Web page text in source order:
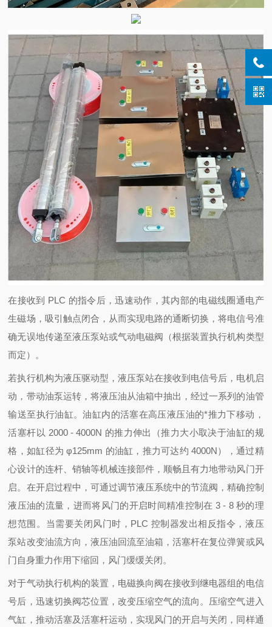
在接收到 PLC 的指令后，迅速动作，其内部的电磁线圈通电产
生磁场，吸引触点闭合，从而实现电路的通断切换，将电信号准
确无误地传递至液压泵站或气动电磁阀（根据装置执行机构类型
而定）。
若执行机构为液压驱动型，液压泵站在接收到电信号后，电机启
动，带动油泵运转，将液压油从油箱中抽出，经过一系列的油管
输送至执行油缸。油缸内的活塞在高压液压油的*推力下移动，
活塞杆以 2000 - 4000N 的推力伸出（推力大小取决于油缸的规
格，如缸径为 φ125mm 的油缸，推力可达约 4000N），通过精
心设计的连杆、销轴等机械连接部件，顺畅且有力地带动风门开
启。在开启过程中，可通过调节液压系统中的节流阀，精确控制
液压油的流量，进而将风门的开启时间精准控制在 3 - 8 秒的理
想范围。当需要关闭风门时，PLC 控制器发出相反指令，液压
泵站改变油流方向，液压油回流至油箱，活塞杆在复位弹簧或风
门自身重力作用下缩回，风门缓缓关闭。
对于气动执行机构的装置，电磁换向阀在接收到继电器组的电信
号后，迅速切换阀芯位置，改变压缩空气的流向。压缩空气进入
气缸，推动活塞及活塞杆运动，实现风门的开启与关闭，同样通